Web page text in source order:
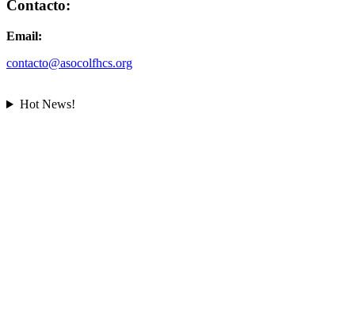
Contacto:
Email:
contacto@asocolfhcs.org
Hot News!